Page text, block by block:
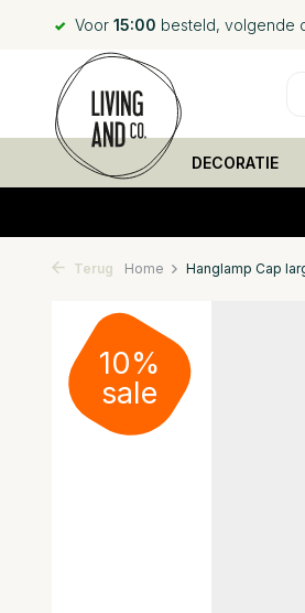
Voor 15:00 besteld, volgende
DECORATIE
Terug Home Hanglamp Cap
10%
sale